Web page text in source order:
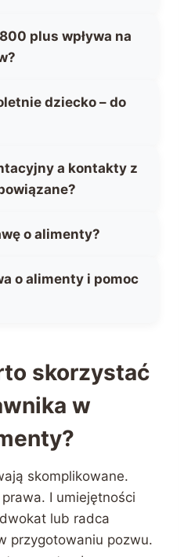
plus wpływa na
dziecko – do
a kontakty z
o alimenty?
o alimenty i pomoc
skorzystać
w
skomplikowane.
I umiejętności
lub radca
przygotowaniu pozwu.